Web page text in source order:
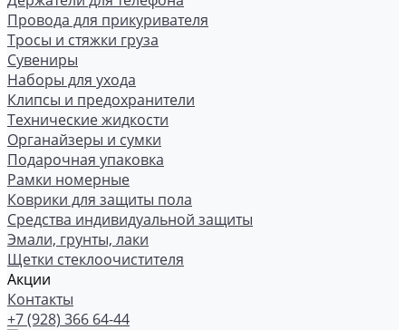
Провода для прикуривателя
Тросы и стяжки груза
Сувениры
Наборы для ухода
Клипсы и предохранители
Технические жидкости
Органайзеры и сумки
Подарочная упаковка
Рамки номерные
Коврики для защиты пола
Средства индивидуальной защиты
Эмали, грунты, лаки
Щетки стеклоочистителя
Акции
Контакты
+7 (928) 366 64-44